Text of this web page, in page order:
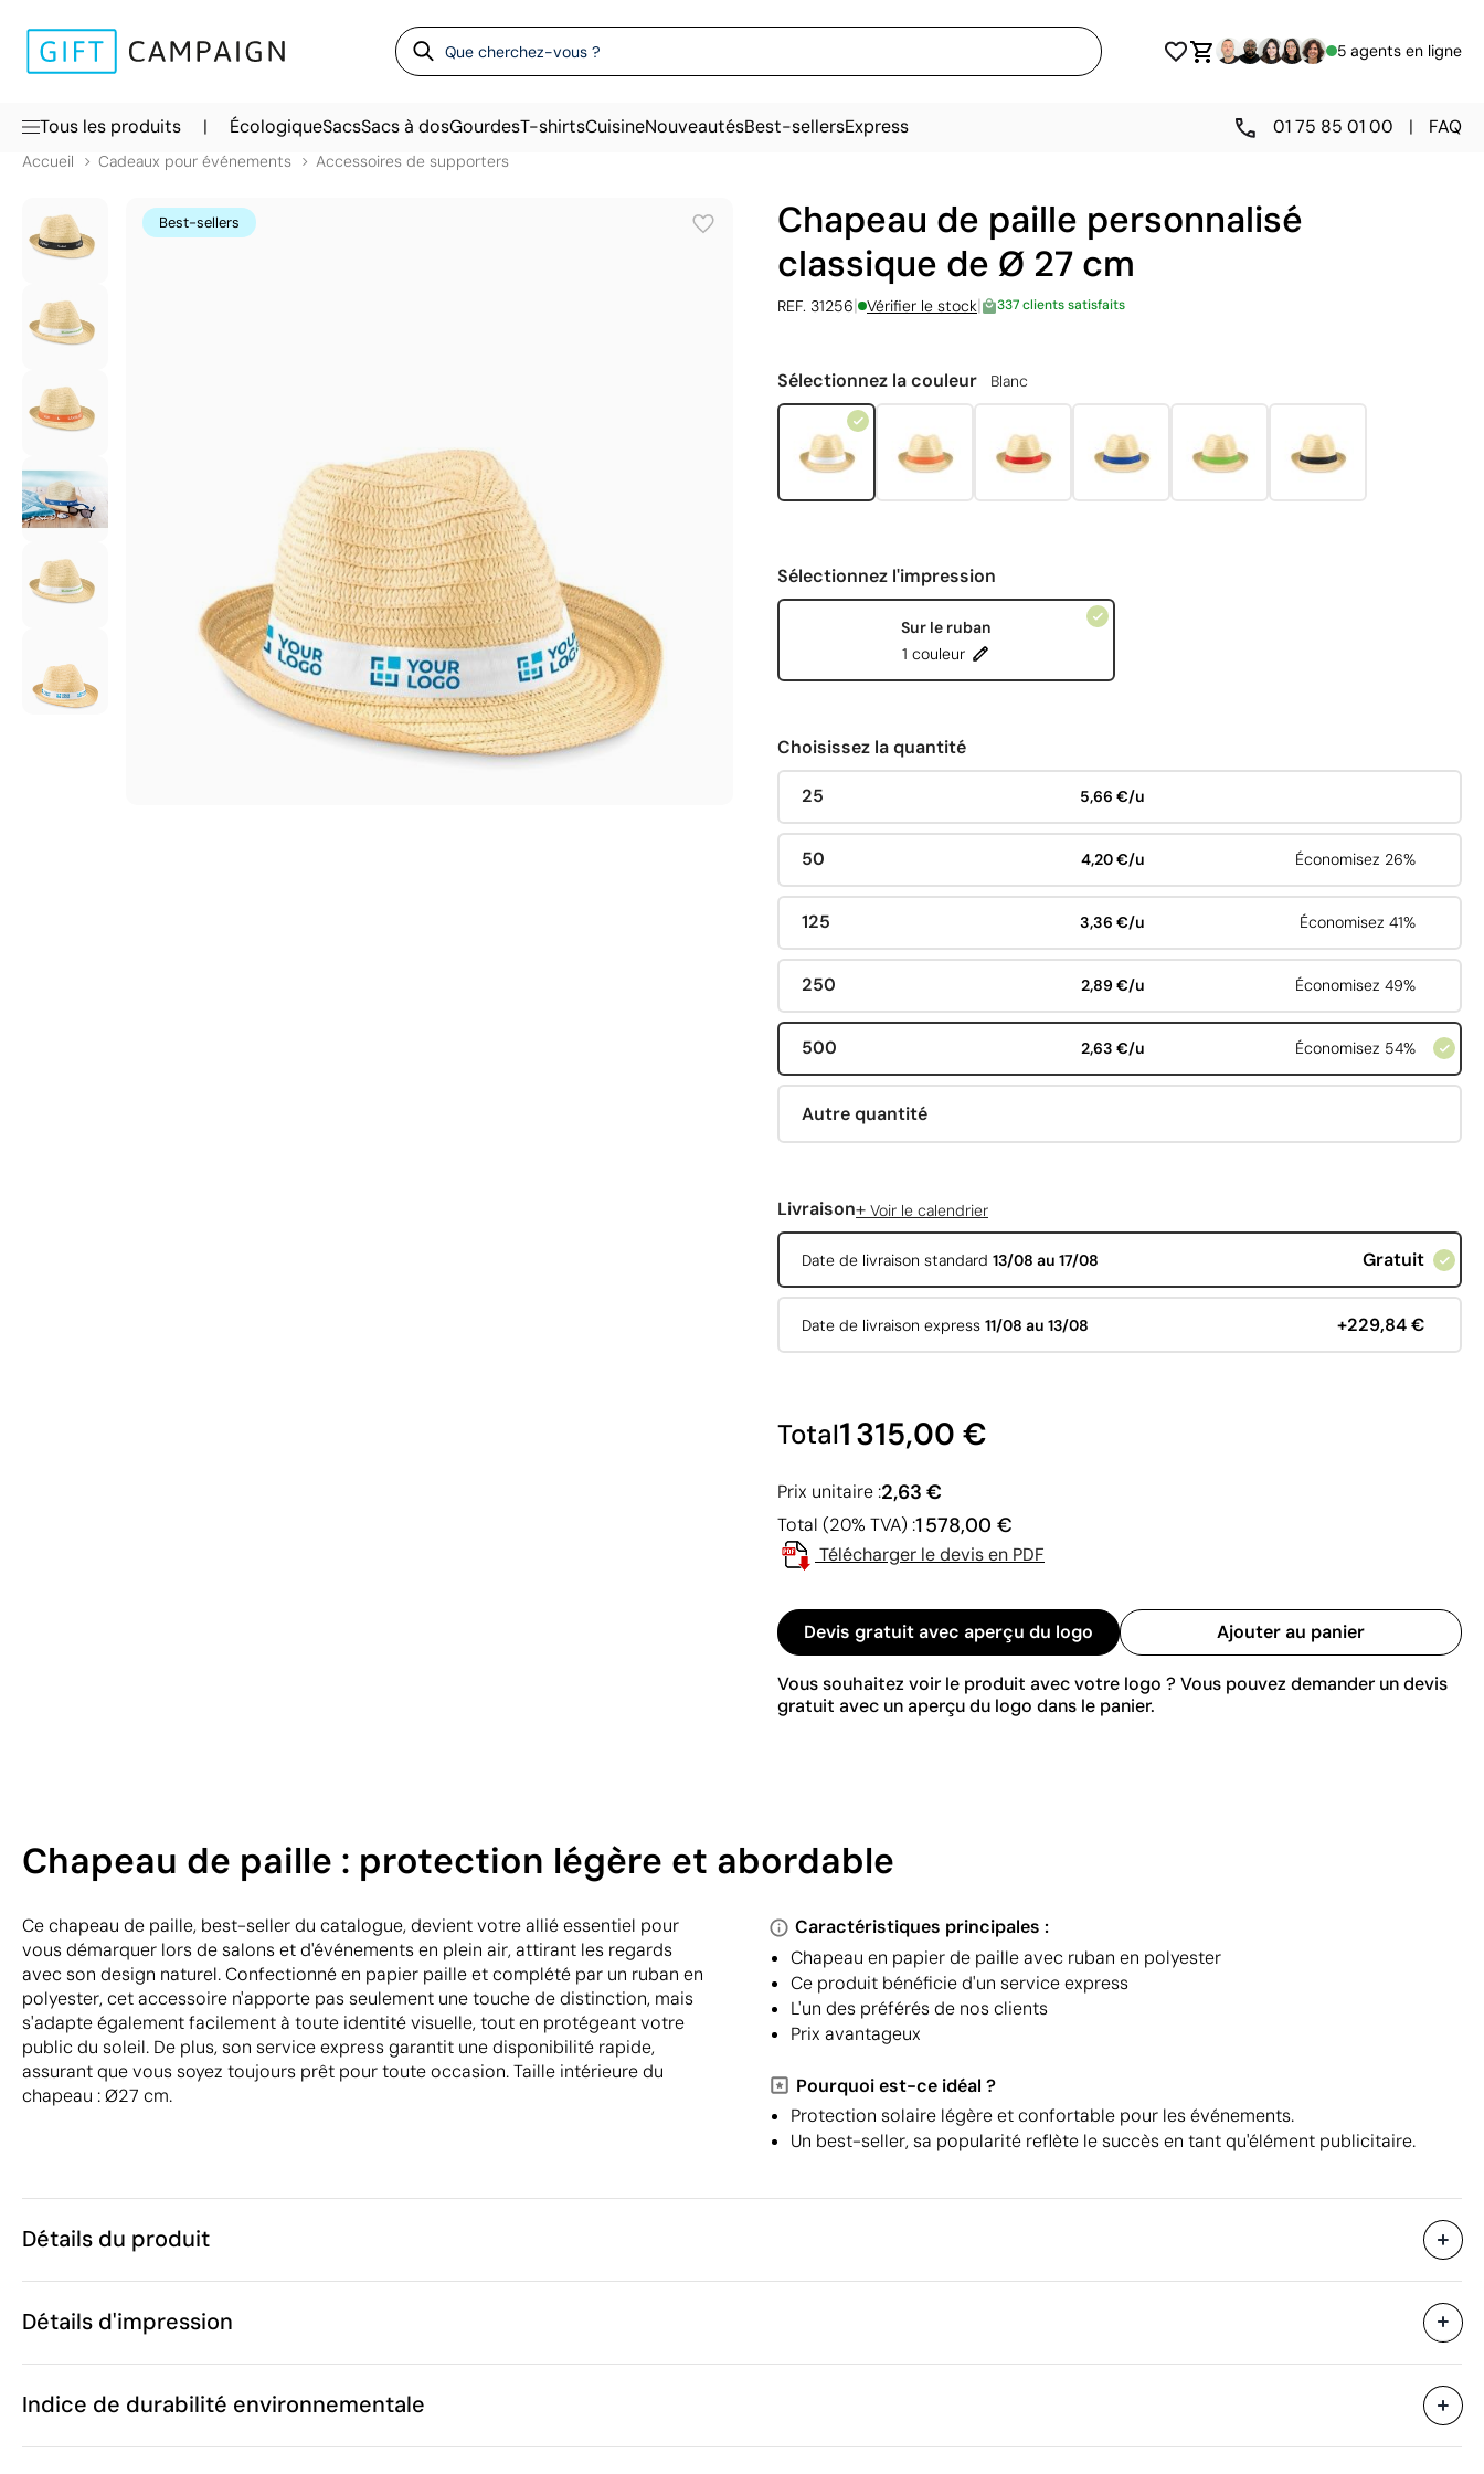
5 agents en ligne
Tous les produits | ÉcologiqueSacsSacs à dosGourdesT-shirtsCuisineNouveautésBest-sellersExpress 01 75 85 01 00 | FAQ
Accueil Cadeaux pour événements Accessoires de supporters
Best-sellers
Chapeau de paille personnalisé
classique de Ø 27 cm
REF. 31256| Vérifier le stock| 337 clients satisfaits
Sélectionnez la couleur Blanc
Sélectionnez l'impression
Sur le ruban
1 couleur
Choisissez la quantité
25 5,66 €/u
50 4,20 €/u Économisez 26%
125 3,36 €/u Économisez 41%
250 2,89 €/u Économisez 49%
500 2,63 €/u Économisez 54%
Autre quantité
Livraison+ Voir le calendrier
Date de livraison standard 13/08 au 17/08 Gratuit
Date de livraison express 11/08 au 13/08 +229,84 €
Total1 315,00 €
Prix unitaire :2,63 €
Total (20% TVA) :1 578,00 €
Télécharger le devis en PDF
Devis gratuit avec aperçu du logo Ajouter au panier
Vous souhaitez voir le produit avec votre logo ? Vous pouvez demander un devis
gratuit avec un aperçu du logo dans le panier.
Chapeau de paille : protection légère et abordable
Ce chapeau de paille, best-seller du catalogue, devient votre allié essentiel pour
vous démarquer lors de salons et d'événements en plein air, attirant les regards
avec son design naturel. Confectionné en papier paille et complété par un ruban en
polyester, cet accessoire n'apporte pas seulement une touche de distinction, mais
s'adapte également facilement à toute identité visuelle, tout en protégeant votre
public du soleil. De plus, son service express garantit une disponibilité rapide,
assurant que vous soyez toujours prêt pour toute occasion. Taille intérieure du
chapeau : Ø27 cm.
Caractéristiques principales :
Chapeau en papier de paille avec ruban en polyester
Ce produit bénéficie d'un service express
L'un des préférés de nos clients
Prix avantageux
Pourquoi est-ce idéal ?
Protection solaire légère et confortable pour les événements.
Un best-seller, sa popularité reflète le succès en tant qu'élément publicitaire.
Détails du produit
Caractéristiques
Code du produit
Poids
76 g
Matière
Papier paille, polyester
Emballage
Poids de la boîte extérieure
Détails d'impression
Transfert réfléchissant argenté
Indice de durabilité environnementale